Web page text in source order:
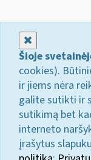
Šioje
cookies).
ir jiems nėra
galite sutikti ir
sutikimą bet
interneto
įrašytus